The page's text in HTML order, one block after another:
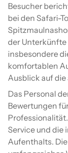
Besucher
bei den Safari-
der Unterkünfte
insbesondere
komfortablen
Ausblick auf
Das Personal
Bewertungen
Service und die
Aufenthalts.